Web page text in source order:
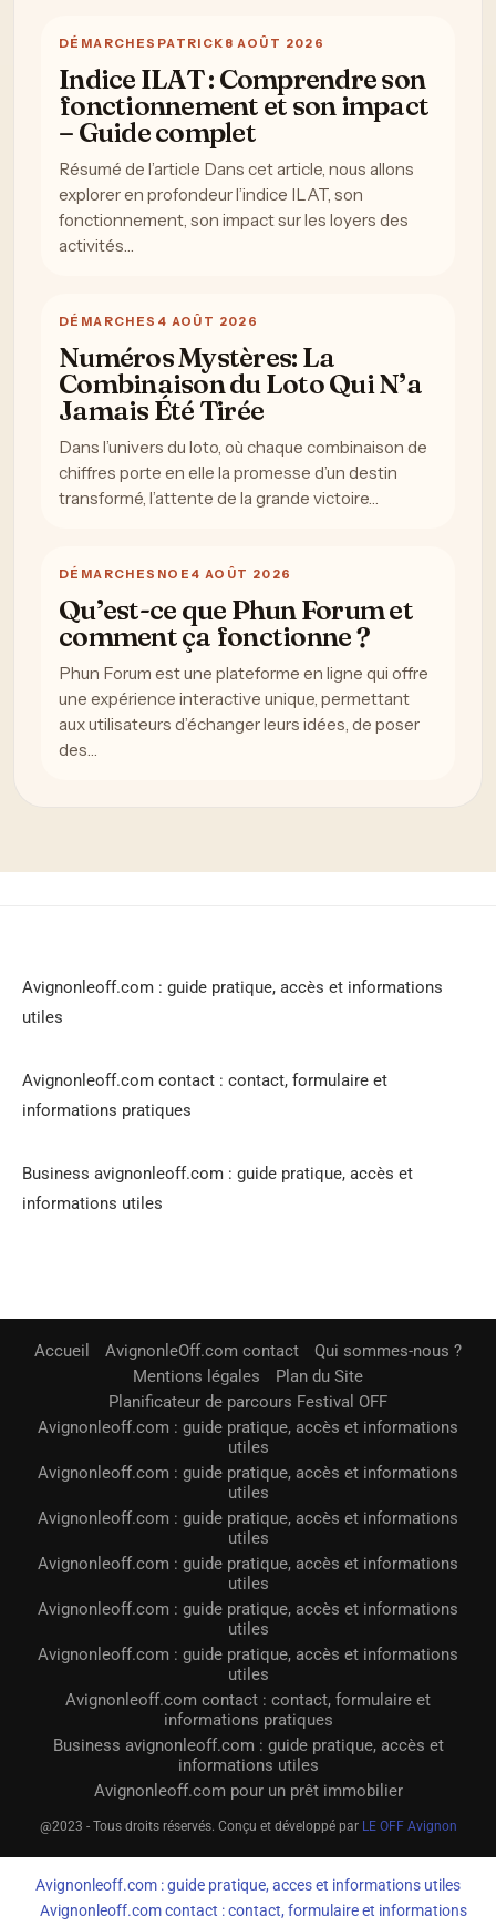
DÉMARCHES PATRICK 8 AOÛT 2026
Indice ILAT : Comprendre son
fonctionnement et son impact
– Guide complet
Résumé de l’article Dans cet article, nous allons
explorer en profondeur l’indice ILAT, son
fonctionnement, son impact sur les loyers des
activités…
DÉMARCHES 4 AOÛT 2026
Numéros Mystères: La
Combinaison du Loto Qui N’a
Jamais Été Tirée
Dans l’univers du loto, où chaque combinaison de
chiffres porte en elle la promesse d’un destin
transformé, l’attente de la grande victoire…
DÉMARCHES NOE 4 AOÛT 2026
Qu’est-ce que Phun Forum et
comment ça fonctionne ?
Phun Forum est une plateforme en ligne qui offre
une expérience interactive unique, permettant
aux utilisateurs d’échanger leurs idées, de poser
des…
Avignonleoff.com : guide pratique, accès et informations
utiles
Avignonleoff.com contact : contact, formulaire et
informations pratiques
Business avignonleoff.com : guide pratique, accès et
informations utiles
Accueil AvignonleOff.com contact
Qui sommes-nous ?
Mentions légales
Plan du Site
Planificateur de parcours Festival OFF
Avignonleoff.com : guide pratique, accès et informations
utiles
Avignonleoff.com : guide pratique, accès et informations
utiles
Avignonleoff.com : guide pratique, accès et informations
utiles
Avignonleoff.com : guide pratique, accès et informations
utiles
Avignonleoff.com : guide pratique, accès et informations
utiles
Avignonleoff.com : guide pratique, accès et informations
utiles
Avignonleoff.com contact : contact, formulaire et
informations pratiques
Business avignonleoff.com : guide pratique, accès et
informations utiles
Avignonleoff.com pour un prêt immobilier
@2023 - Tous droits réservés. Conçu et développé par LE OFF Avignon
Avignonleoff.com : guide pratique, acces et informations utiles
Avignonleoff.com contact : contact, formulaire et informations